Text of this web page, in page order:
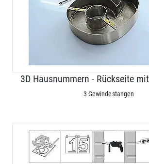
3D Hausnummern - Rückseite
3 Gewindestangen